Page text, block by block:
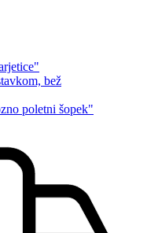
bež
poletni šopek"